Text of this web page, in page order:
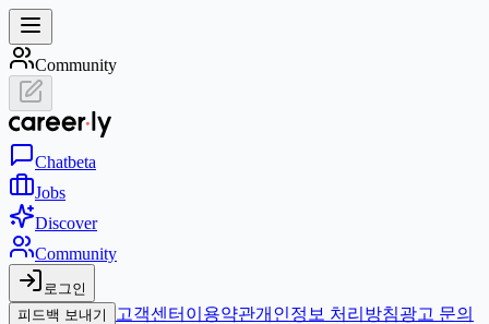
Community
Chatbeta
Jobs
Discover
Community
로그인
피드백 보내기
고객센터 이용약관개인정보 처리방침광고 문의